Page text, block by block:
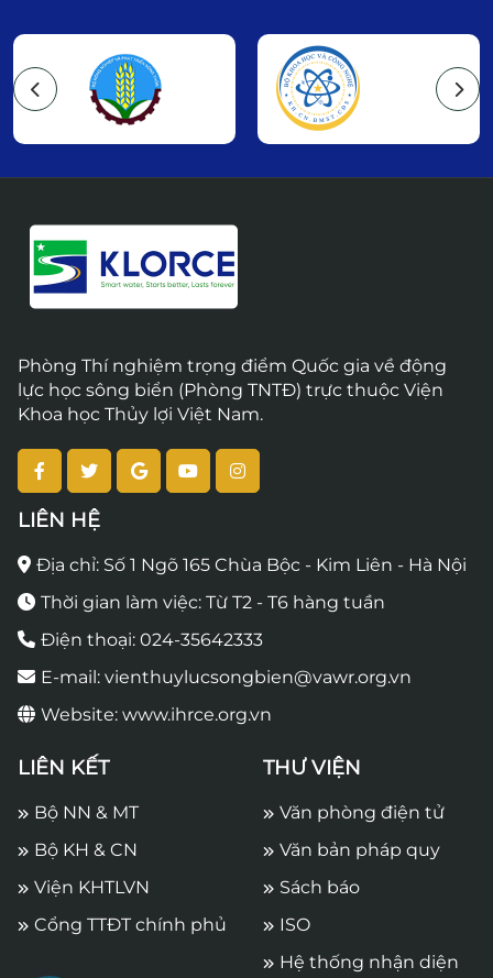
Phòng Thí nghiệm trọng điểm Quốc gia về động
lực học sông biển (Phòng TNTĐ) trực thuộc Viện
Khoa học Thủy lợi Việt Nam.
LIÊN HỆ
Địa chỉ: Số 1 Ngõ 165 Chùa Bộc - Kim Liên - Hà Nội
Thời gian làm việc: Từ T2 - T6 hàng tuần
Điện thoại: 024-35642333
E-mail: vienthuylucsongbien@vawr.org.vn
Website: www.ihrce.org.vn
LIÊN KẾT
Bộ NN & MT
Bộ KH & CN
Viện KHTLVN
Cổng TTĐT chính phủ
THƯ VIỆN
Văn phòng điện tử
Văn bản pháp quy
Sách báo
ISO
Hệ thống nhận diện